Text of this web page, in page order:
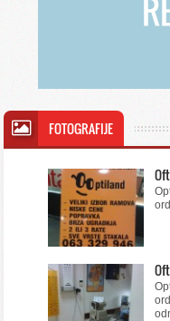
FOTOGRAFIJE